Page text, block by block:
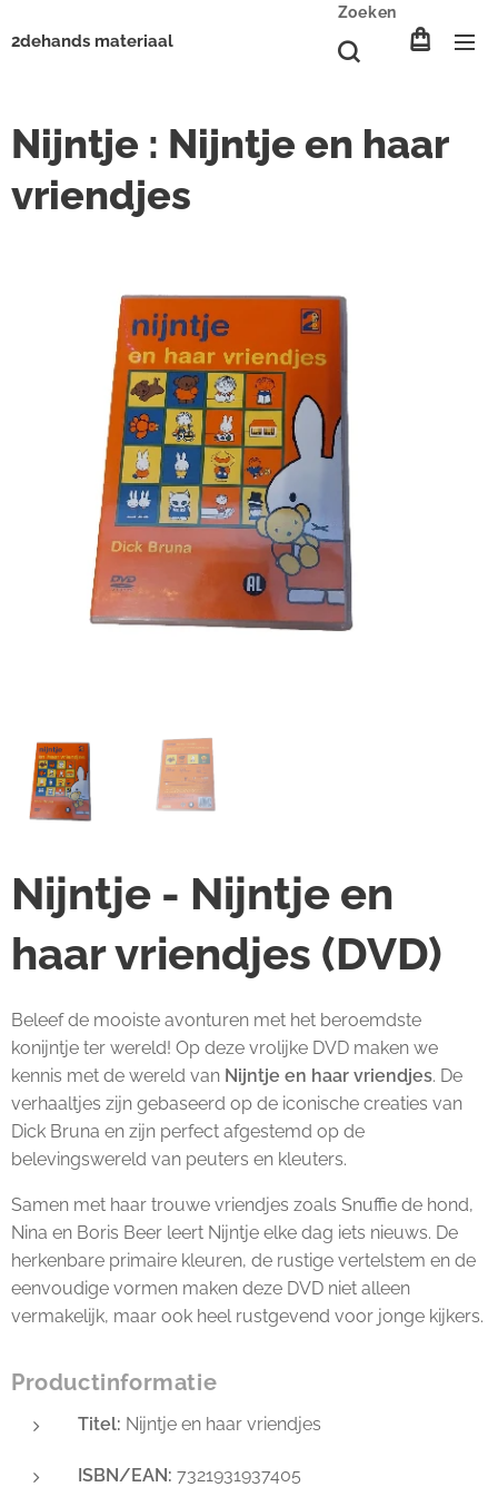
2dehands materiaal
Zoeken
Nijntje : Nijntje en haar
vriendjes
Nijntje - Nijntje en
haar vriendjes (DVD)
Beleef de mooiste avonturen met het beroemdste
konijntje ter wereld! Op deze vrolijke DVD maken we
kennis met de wereld van Nijntje en haar vriendjes. De
verhaaltjes zijn gebaseerd op de iconische creaties van
Dick Bruna en zijn perfect afgestemd op de
belevingswereld van peuters en kleuters.
Samen met haar trouwe vriendjes zoals Snuffie de hond,
Nina en Boris Beer leert Nijntje elke dag iets nieuws. De
herkenbare primaire kleuren, de rustige vertelstem en de
eenvoudige vormen maken deze DVD niet alleen
vermakelijk, maar ook heel rustgevend voor jonge kijkers.
Productinformatie
Titel: Nijntje en haar vriendjes
ISBN/EAN: 7321931937405